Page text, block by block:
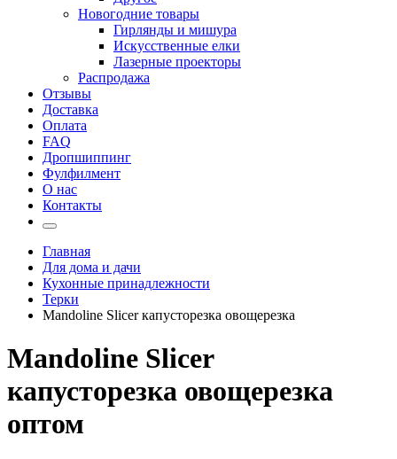
Новогодние товары
Гирлянды и мишура
Искусственные елки
Лазерные проекторы
Распродажа
Отзывы
Доставка
Оплата
FAQ
Дропшиппинг
Фулфилмент
О нас
Контакты
Главная
Для дома и дачи
Кухонные принадлежности
Терки
Mandoline Slicer капусторезка овощерезка
Mandoline Slicer
капусторезка овощерезка
оптом